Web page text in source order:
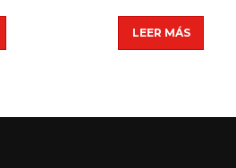
LEER MÁS